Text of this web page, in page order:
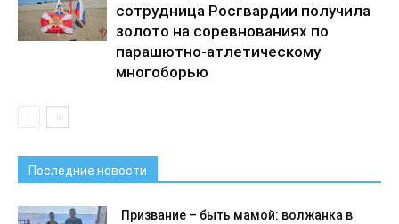
сотрудница Росгвардии получила
золото на соревнованиях по
парашютно-атлетическому
многоборью
Последние новости
Призвание – быть мамой: волжанка в